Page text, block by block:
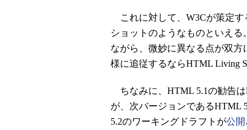
これに対して、W3Cが策定す
ショットのようなものといえ
ながら、微妙に異なる点が双
様に追従するならHTML Living
ちなみに、HTML 5.1の勧告
が、次バージョンであるHTML
5.2のワーキングドラフトが公開